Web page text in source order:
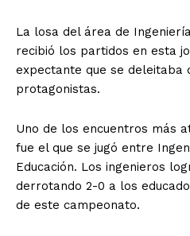
La losa del área de
recibió los partidos en esta
expectante que se deleitaba
protagonistas.
Uno de los encuentros más
fue el que se jugó entre
Educación. Los ingenieros
derrotando 2-0 a los
de este campeonato.